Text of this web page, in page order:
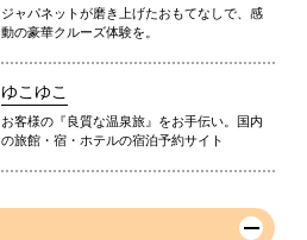
ジャパネットが磨き上げたおもてなしで、感
動の豪華クルーズ体験を。
ゆこゆこ
お客様の『良質な温泉旅』をお手伝い。国内
の旅館・宿・ホテルの宿泊予約サイト